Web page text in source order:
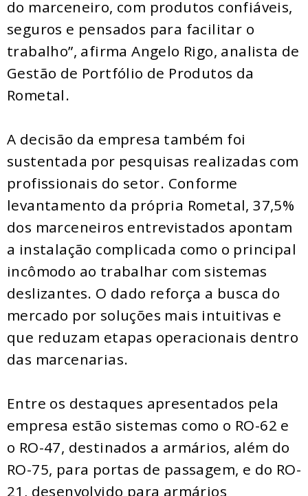
do marceneiro, com produtos confiáveis,
seguros e pensados para facilitar o
trabalho”, afirma Angelo Rigo, analista de
Gestão de Portfólio de Produtos da
Rometal.
A decisão da empresa também foi
sustentada por pesquisas realizadas com
profissionais do setor. Conforme
levantamento da própria Rometal, 37,5%
dos marceneiros entrevistados apontam
a instalação complicada como o principal
incômodo ao trabalhar com sistemas
deslizantes. O dado reforça a busca do
mercado por soluções mais intuitivas e
que reduzam etapas operacionais dentro
das marcenarias.
Entre os destaques apresentados pela
empresa estão sistemas como o RO-62 e
o RO-47, destinados a armários, além do
RO-75, para portas de passagem, e do RO-
21, desenvolvido para armários